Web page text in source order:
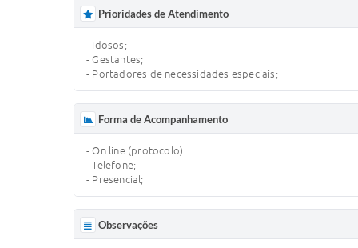
Prioridades de Atendimento
- Idosos;
- Gestantes;
- Portadores de necessidades especiais;
Forma de Acompanhamento
- On line (protocolo)
- Telefone;
- Presencial;
Observações